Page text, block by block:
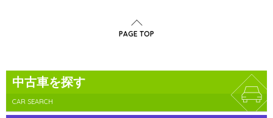
PAGE TOP
中古車を探す
CAR SEARCH